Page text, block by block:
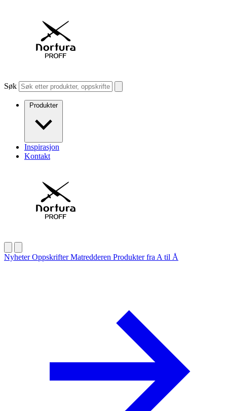
Søk
Produkter
Inspirasjon
Kontakt
NyheterOppskrifterMatredderen Produkter fra A til Å